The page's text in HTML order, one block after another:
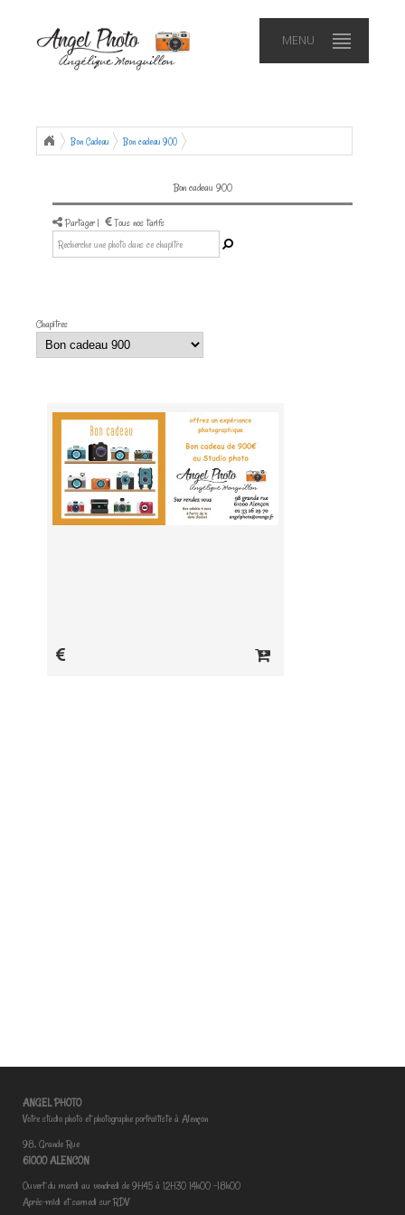
MENU
Bon Cadeau Bon cadeau 900
Bon cadeau 900
Partager| Tous nos tarifs
Chapitres
ANGEL PHOTO
Votre studio photo et photographe portraitiste à Alençon
98, Grande Rue
61000 ALENCON
Ouvert du mardi au vendredi de 9H45 à 12H30 14h00 -18h00
Aprés-midi et samedi sur RDV